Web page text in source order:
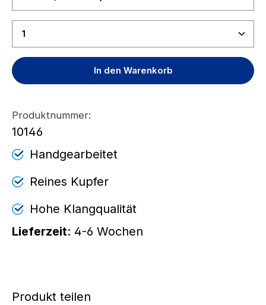
Produkt Anzahl: Gib den gewünschten Wert ein
In den Warenkorb
Produktnummer:
10146
Handgearbeitet
Reines Kupfer
Hohe Klangqualität
Lieferzeit: 4-6 Wochen
Produkt teilen